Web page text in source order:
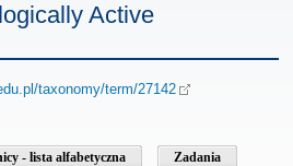
Active
taxonomy/term/27142
- lista alfabetyczna
Zadania